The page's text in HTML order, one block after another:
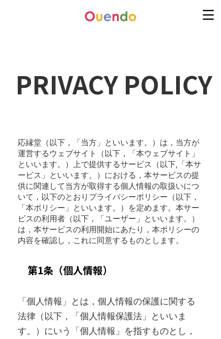
PRIVACY POLICY
応縁堂（以下，「当方」といいます。）は，当方が
運営するウェブサイト（以下，「本ウェブサイト」
といいます。）上で提供するサービス（以下,「本サ
ービス」といいます。）における，本サービスの提
供に関連して当方が取得する個人情報の取扱いにつ
いて，以下のとおりプライバシーポリシー（以下，
「本ポリシー」といいます。）を定めます。本サー
ビスの利用者（以下，「ユーザー」といいます。）
は，本サービスの利用開始にあたり，本ポリシーの
内容を確認し，これに同意するものとします。
第1条（個人情報）
「個人情報」とは，個人情報の保護に関する
法律（以下，「個人情報保護法」といいま
す。）にいう「個人情報」を指すものとし，